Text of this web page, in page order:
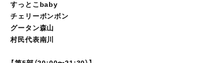
すっとこbaby
チェリーボンボン
グータン森山
村民代表南川